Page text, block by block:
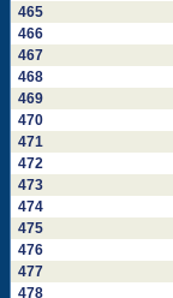
465
466
467
468
469
470
471
472
473
474
475
476
477
478